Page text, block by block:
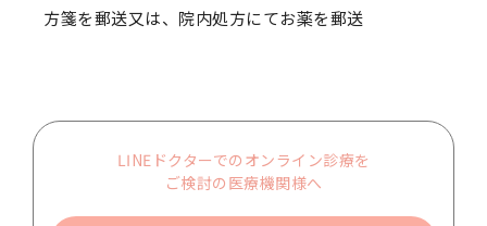
方箋を郵送又は、院内処方にてお薬を郵送
LINEドクターでのオンライン診療を
ご検討の医療機関様へ